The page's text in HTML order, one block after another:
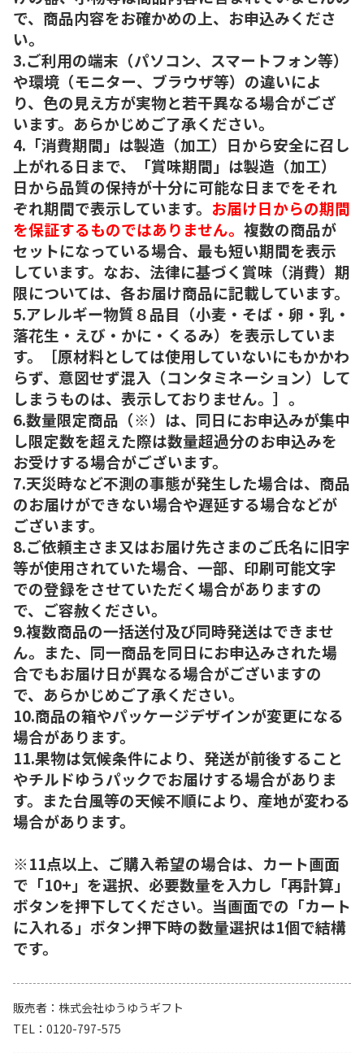
で、商品内容をお確かめの上、お申込みくださ
い。
3.ご利用の端末（パソコン、スマートフォン等）
や環境（モニター、ブラウザ等）の違いによ
り、色の見え方が実物と若干異なる場合がござ
います。あらかじめご了承ください。
4.「消費期間」は製造（加工）日から安全に召し
上がれる日まで、「賞味期間」は製造（加工）
日から品質の保持が十分に可能な日までをそれ
ぞれ期間で表示しています。 お届け日からの期間
を保証するものではありません。 複数の商品が
セットになっている場合、最も短い期間を表示
しています。なお、法律に基づく賞味（消費）期
限については、各お届け商品に記載しています。
5.アレルギー物質８品目（小麦・そば・卵・乳・
落花生・えび・かに・くるみ）を表示していま
す。［原材料としては使用していないにもかかわ
らず、意図せず混入（コンタミネーション）して
しまうものは、表示しておりません。］。
6.数量限定商品（※）は、同日にお申込みが集中
し限定数を超えた際は数量超過分のお申込みを
お受けする場合がございます。
7.天災時など不測の事態が発生した場合は、商品
のお届けができない場合や遅延する場合などが
ございます。
8.ご依頼主さま又はお届け先さまのご氏名に旧字
等が使用されていた場合、一部、印刷可能文字
での登録をさせていただく場合がありますの
で、ご容赦ください。
9.複数商品の一括送付及び同時発送はできませ
ん。また、同一商品を同日にお申込みされた場
合でもお届け日が異なる場合がございますの
で、あらかじめご了承ください。
10.商品の箱やパッケージデザインが変更になる
場合があります。
11.果物は気候条件により、発送が前後すること
やチルドゆうパックでお届けする場合がありま
す。また台風等の天候不順により、産地が変わる
場合があります。
※11点以上、ご購入希望の場合は、カート画面
で「10+」を選択、必要数量を入力し「再計算」
ボタンを押下してください。当画面での「カート
に入れる」ボタン押下時の数量選択は1個で結構
です。
販売者
株式会社ゆうゆうギフト
TEL
0120-797-575